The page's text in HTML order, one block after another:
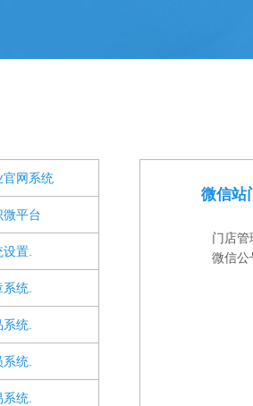
官网系统
微平台
置.
统.
统.
统.
统.
微信站
门店
微信